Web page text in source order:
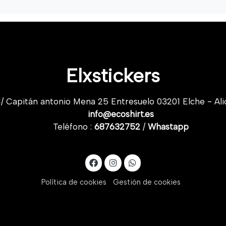
Elxstickers
Capitán antonio Mena 25 Entresuelo 03201 Elche -
info@ecoshirt.es
Teléfono : 687632752/ Whastapp
Política de cookies Gestión de cookies